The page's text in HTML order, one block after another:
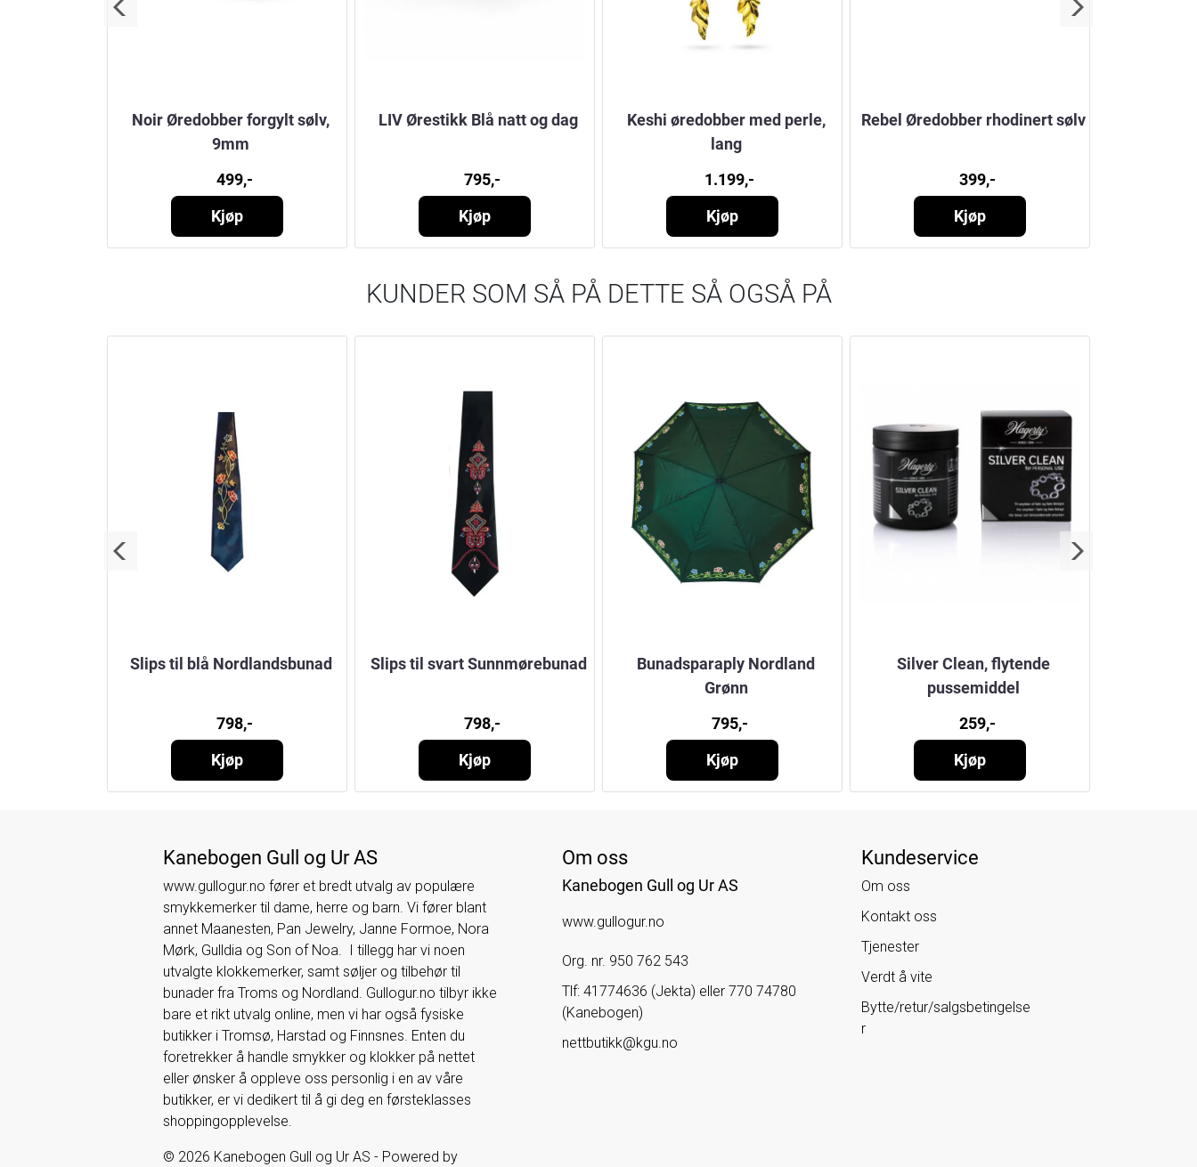
Noir Øredobber forgylt sølv,
9mm
499,-
Kjøp
LIV Ørestikk Blå natt og dag
795,-
Kjøp
Keshi øredobber med perle,
lang
1.199,-
Kjøp
Rebel Øredobber rhodinert sølv
399,-
Kjøp
KUNDER SOM SÅ PÅ DETTE SÅ OGSÅ PÅ
Slips til blå Nordlandsbunad
798,-
Kjøp
Slips til svart Sunnmørebunad
798,-
Kjøp
Bunadsparaply Nordland
Grønn
795,-
Kjøp
Silver Clean, flytende
pussemiddel
259,-
Kjøp
Kanebogen Gull og Ur AS
www.gullogur.no fører et bredt utvalg av populære
smykkemerker til dame, herre og barn. Vi fører blant
annet Maanesten, Pan Jewelry, Janne Formoe, Nora
Mørk, Gulldia og Son of Noa. I tillegg har vi noen
utvalgte klokkemerker, samt søljer og tilbehør til
bunader fra Troms og Nordland. Gullogur.no tilbyr ikke
bare et rikt utvalg online, men vi har også fysiske
butikker i Tromsø, Harstad og Finnsnes. Enten du
foretrekker å handle smykker og klokker på nettet
eller ønsker å oppleve oss personlig i en av våre
butikker, er vi dedikert til å gi deg en førsteklasses
shoppingopplevelse.
© 2026 Kanebogen Gull og Ur AS - Powered by
Om oss
Kanebogen Gull og Ur AS
www.gullogur.no
Org. nr. 950 762 543
Tlf: 41774636 (Jekta) eller 770 74780
(Kanebogen)
nettbutikk@kgu.no
Kundeservice
Om oss
Kontakt oss
Tjenester
Verdt å vite
Bytte/retur/salgsbetingelse
r